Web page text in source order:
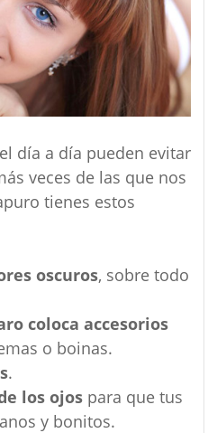
día a día pueden evitar
veces de las que nos
tienes estos
oscuros, sobre todo
coloca accesorios
o boinas.
.
los ojospara que tus
y bonitos.